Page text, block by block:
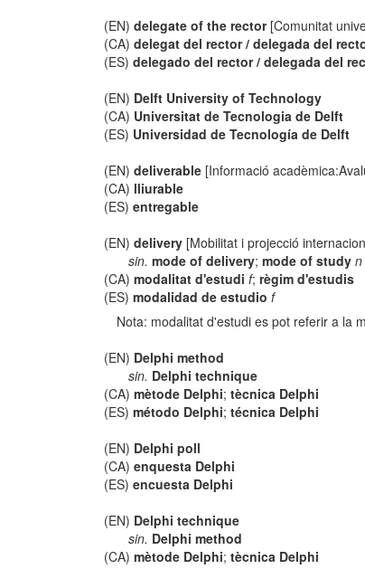
(EN)delegate of the rector[Comunitat
(CA)delegat del rector / delegada del
(ES)delegado del rector / delegada del
(EN) Delft University of Technology
(CA) Universitat de Tecnologia de Delft
(ES) Universidad de Tecnología de Delft
(EN)deliverable [Informació
(CA) lliurable
(ES)entregable
(EN)delivery [Mobilitat i projecció
sin. mode of delivery; mode of study n
(CA)modalitat d'estudi f;règim d'estudis
(ES)modalidad de estudio f
Nota: modalitat d'estudi es pot referir a la
(EN) Delphi method
sin. Delphi technique
(CA)mètode Delphi;tècnica Delphi
(ES)método Delphi;técnica Delphi
(EN) Delphi poll
(CA)enquesta Delphi
(ES)encuesta Delphi
(EN) Delphi technique
sin. Delphi method
(CA)mètode Delphi;tècnica Delphi